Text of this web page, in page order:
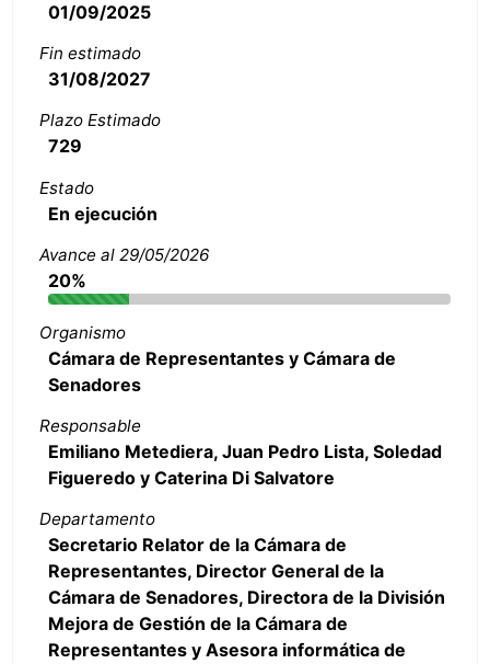
01/09/2025
Fin estimado
31/08/2027
Plazo Estimado
729
Estado
En ejecución
Avance al 29/05/2026
20%
Organismo
Cámara de Representantes y Cámara de
Senadores
Responsable
Emiliano Metediera, Juan Pedro Lista, Soledad
Figueredo y Caterina Di Salvatore
Departamento
Secretario Relator de la Cámara de
Representantes, Director General de la
Cámara de Senadores, Directora de la División
Mejora de Gestión de la Cámara de
Representantes y Asesora informática de